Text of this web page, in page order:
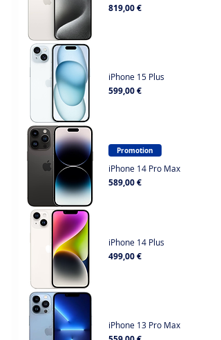
Prix
819,00 €
iPhone 15 Plus
Prix
599,00 €
Promotion
iPhone 14 Pro Max
Prix
589,00 €
iPhone 14 Plus
Prix
499,00 €
iPhone 13 Pro Max